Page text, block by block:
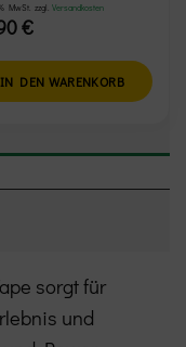
MwSt. zzgl. Versandkosten
€
IN DEN WARENKORB
sorgt für
und